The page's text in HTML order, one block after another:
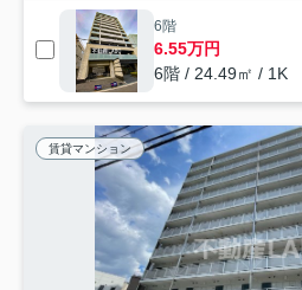
6階
6.55万円
6階 / 24.49㎡ / 1K
賃貸マンション